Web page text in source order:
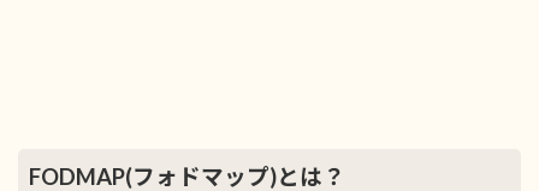
FODMAP(フォドマップ)とは？